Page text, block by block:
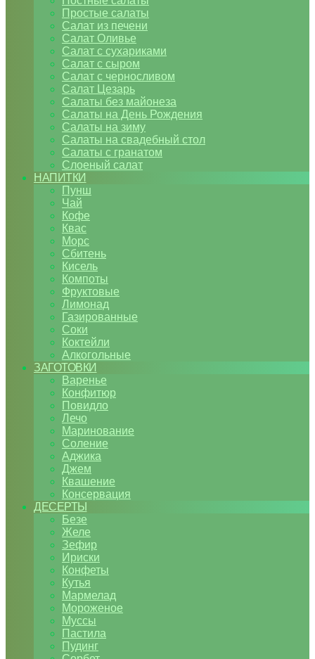
Простые салаты
Салат из печени
Салат Оливье
Салат с сухариками
Салат с сыром
Салат с черносливом
Салат Цезарь
Салаты без майонеза
Салаты на День Рождения
Салаты на зиму
Салаты на свадебный стол
Салаты с гранатом
Слоеный салат
НАПИТКИ
Пунш
Чай
Кофе
Квас
Морс
Сбитень
Кисель
Компоты
Фруктовые
Лимонад
Газированные
Соки
Коктейли
Алкогольные
ЗАГОТОВКИ
Варенье
Конфитюр
Повидло
Лечо
Маринование
Соление
Аджика
Джем
Квашение
Консервация
ДЕСЕРТЫ
Безе
Желе
Зефир
Ириски
Конфеты
Кутья
Мармелад
Мороженое
Муссы
Пастила
Пудинг